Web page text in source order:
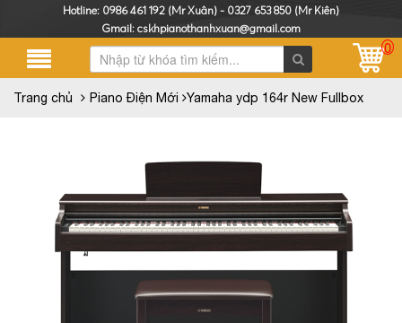
Hotline: 0986 461 192 (Mr Xuân) - 0327 653 850 (Mr Kiên)
Gmail: cskhpianothanhxuan@gmail.com
0
Trang chủ Piano Điện Mới Yamaha ydp 164r New Fullbox